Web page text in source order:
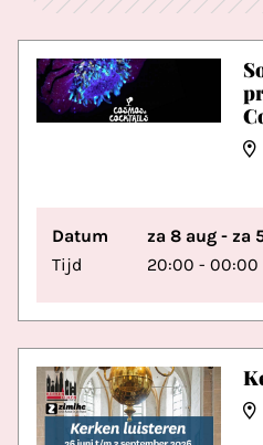
Datum
za 8 aug - za
Tijd
20:00 - 00:00